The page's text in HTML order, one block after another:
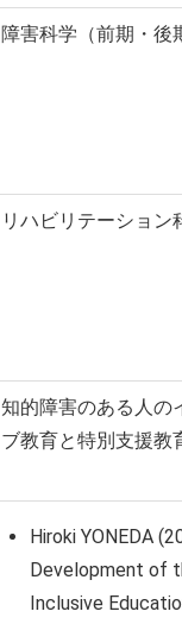
障害科学（前期・後
リハビリテーション
知的障害のある人の
ブ教育と特別支援教
Hiroki YONEDA
Development of
Inclusive